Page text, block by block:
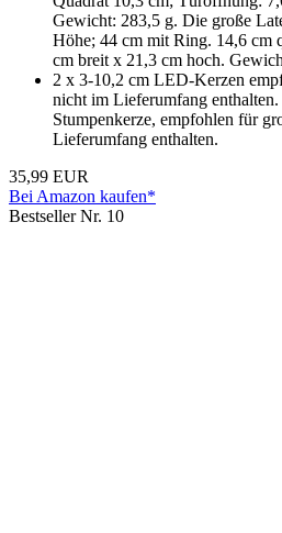
Gewicht: 283,5 g. Die große
Höhe; 44 cm mit Ring. 14,6 cm
cm breit x 21,3 cm hoch.
2 x 3-10,2 cm LED-Kerzen
nicht im Lieferumfang
Stumpenkerze, empfohlen für
Lieferumfang enthalten.
35,99 EUR
Bei Amazon kaufen*
Bestseller Nr. 10